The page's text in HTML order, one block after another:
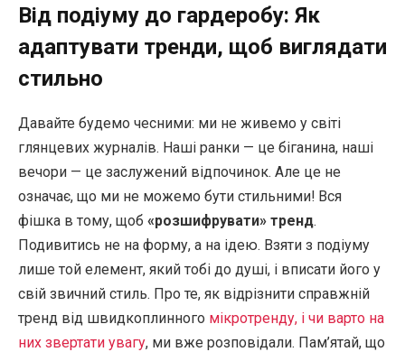
Від подіуму до гардеробу: Як
адаптувати тренди, щоб виглядати
стильно
Давайте будемо чесними: ми не живемо у світі
глянцевих журналів. Наші ранки — це біганина, наші
вечори — це заслужений відпочинок. Але це не
означає, що ми не можемо бути стильними! Вся
фішка в тому, щоб «розшифрувати» тренд.
Подивитись не на форму, а на ідею. Взяти з подіуму
лише той елемент, який тобі до душі, і вписати його у
свій звичний стиль. Про те, як відрізнити справжній
тренд від швидкоплинного мікротренду, і чи варто на
них звертати увагу, ми вже розповідали. Пам’ятай, що